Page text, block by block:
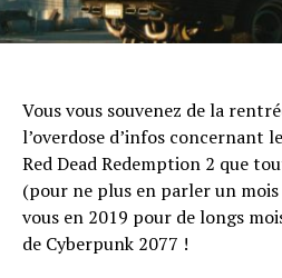
Vous vous souvenez de la
l’overdose d’infos concernant
Red Dead Redemption 2 que
(pour ne plus en parler un
vous en 2019 pour de longs
de Cyberpunk 2077 !